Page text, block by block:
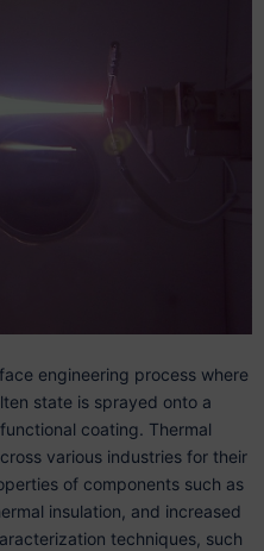
engineering process where
state is sprayed onto a
coating. Thermal
various industries for their
of components such as
insulation, and increased
techniques, such